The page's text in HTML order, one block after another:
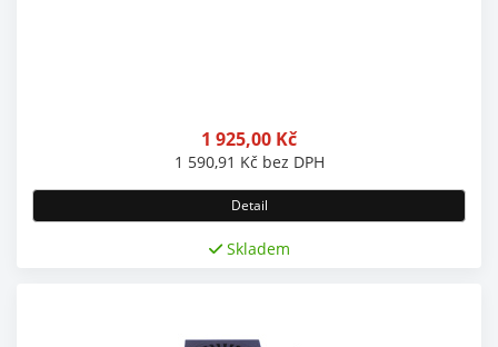
1 925,00 Kč
1 590,91 Kč bez DPH
Detail
Skladem